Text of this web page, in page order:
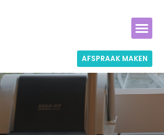
AFSPRAAK MAKEN